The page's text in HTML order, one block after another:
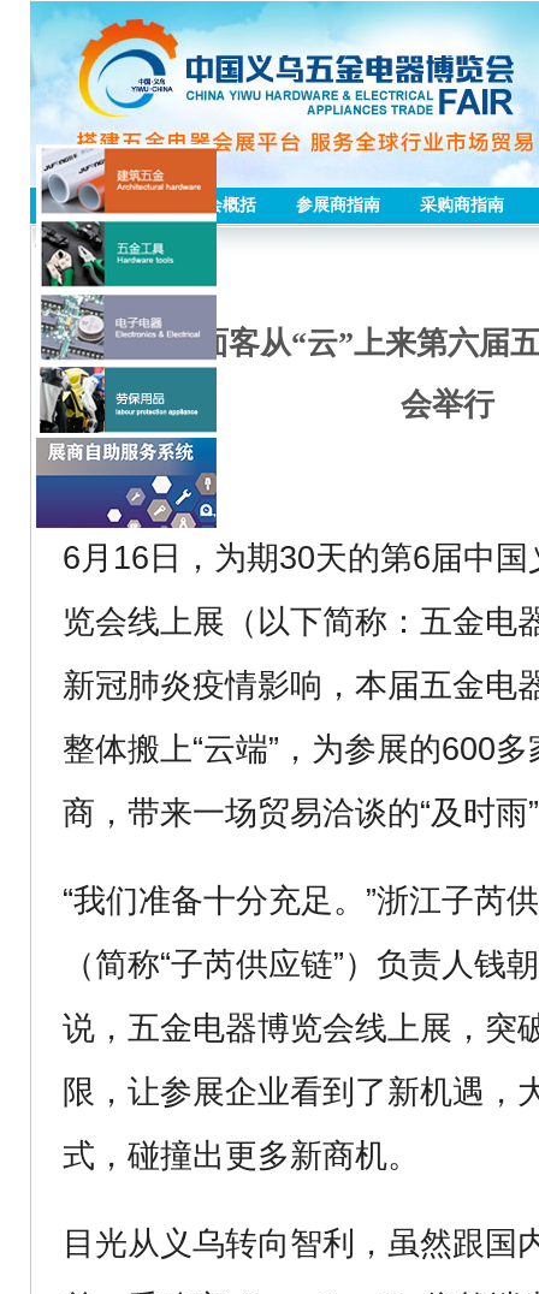
首页 五金会概括 参展商指南 采购商指南
展会动态
见屏如见面客从“云”上来第六届
会举行
6月16日，为期30天的第6届中
览会线上展（以下简称：五金电
新冠肺炎疫情影响，本届五金电
整体搬上“云端”，为参展的600
商，带来一场贸易洽谈的“及时雨
“我们准备十分充足。”浙江子芮
（简称“子芮供应链”）负责人钱
说，五金电器博览会线上展，突
限，让参展企业看到了新机遇，
式，碰撞出更多新商机。
目光从义乌转向智利，虽然跟国